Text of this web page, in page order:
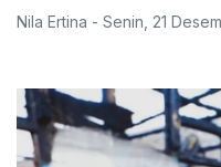
Nila Ertina - Senin 21